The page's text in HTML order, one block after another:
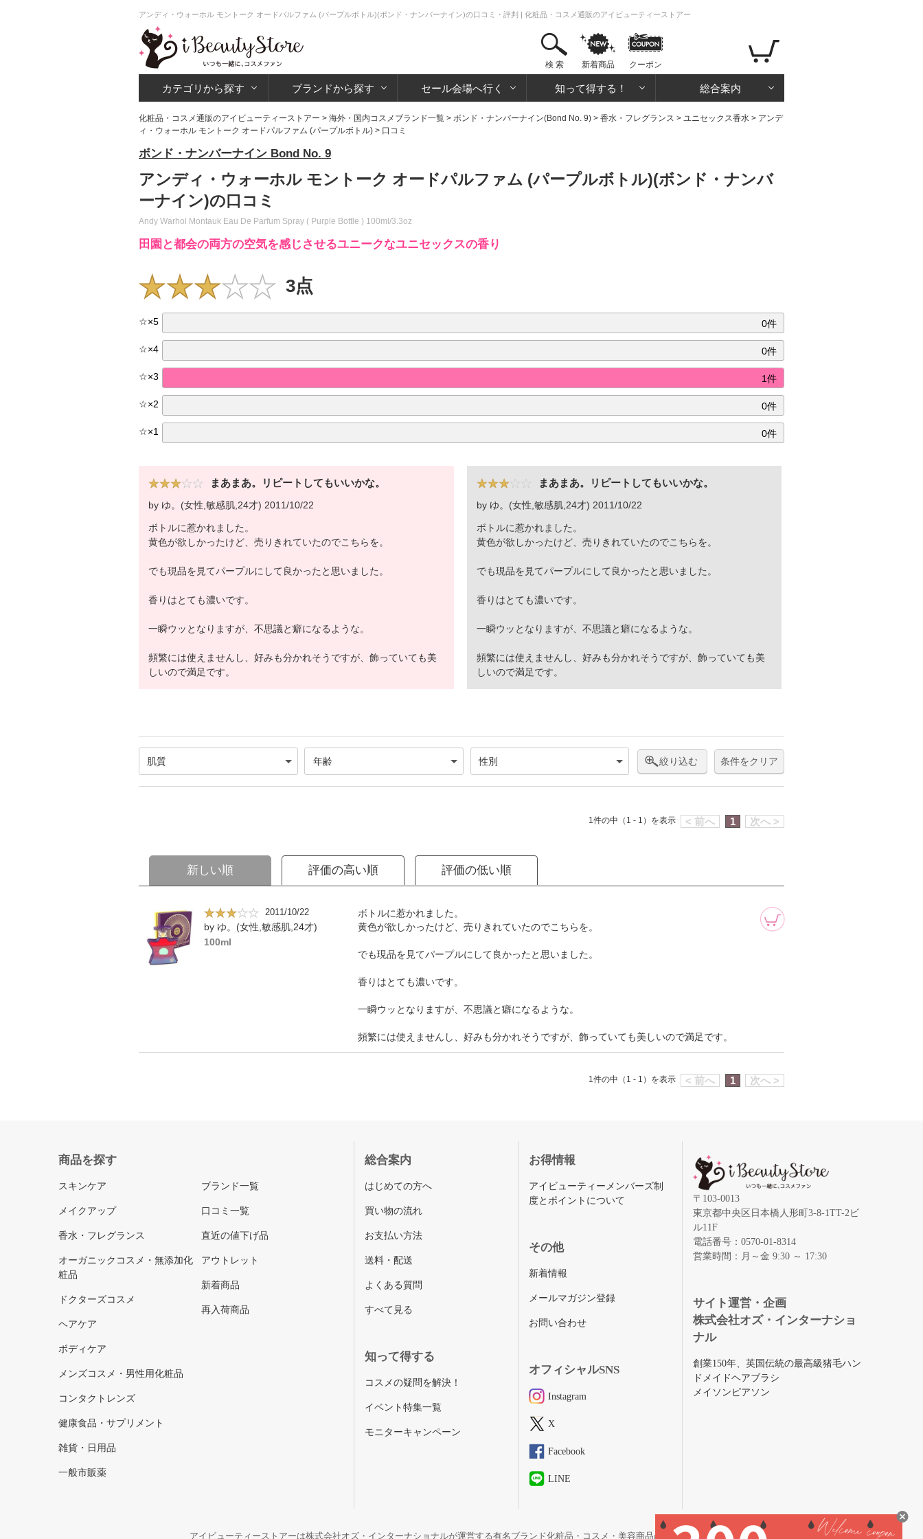
アンディ・ウォーホル モントーク オードパルファム (パープルボトル)(ボンド・ナンバーナイン)の口コミ・評判 | 化粧品・コスメ通販のアイビューティーストアー
検 索 新着商品 クーポン
カテゴリから探す ブランドから探す セール会場へ行く 知って得する！ 総合案内
化粧品・コスメ通販のアイビューティーストアー > 海外・国内コスメブランド一覧 > ボンド・ナンバーナイン(Bond No. 9) > 香水・フレグランス > ユニセックス香水 > アンデ
ィ・ウォーホル モントーク オードパルファム (パープルボトル) > 口コミ
ボンド・ナンバーナイン Bond No. 9
アンディ・ウォーホル モントーク オードパルファム (パープルボトル)(ボンド・ナンバ
ーナイン)の口コミ
Andy Warhol Montauk Eau De Parfum Spray ( Purple Bottle ) 100ml/3.3oz
田園と都会の両方の空気を感じさせるユニークなユニセックスの香り
3点
☆×5 0件
☆×4 0件
☆×3 1件
☆×2 0件
☆×1 0件
まあまあ。リピートしてもいいかな。
by ゆ。(女性,敏感肌,24才) 2011/10/22
ボトルに惹かれました。
黄色が欲しかったけど、売りきれていたのでこちらを。
でも現品を見てパープルにして良かったと思いました。
香りはとても濃いです。
一瞬ウッとなりますが、不思議と癖になるような。
頻繁には使えませんし、好みも分かれそうですが、飾っていても美
しいので満足です。
まあまあ。リピートしてもいいかな。
by ゆ。(女性,敏感肌,24才) 2011/10/22
ボトルに惹かれました。
黄色が欲しかったけど、売りきれていたのでこちらを。
でも現品を見てパープルにして良かったと思いました。
香りはとても濃いです。
一瞬ウッとなりますが、不思議と癖になるような。
頻繁には使えませんし、好みも分かれそうですが、飾っていても美
しいので満足です。
絞り込む 条件をクリア
< 前へ 1 次へ >
1件の中（1 - 1）を表示
新しい順 評価の高い順 評価の低い順
2011/10/22
by ゆ。(女性,敏感肌,24才)
100ml
ボトルに惹かれました。
黄色が欲しかったけど、売りきれていたのでこちらを。
でも現品を見てパープルにして良かったと思いました。
香りはとても濃いです。
一瞬ウッとなりますが、不思議と癖になるような。
頻繁には使えませんし、好みも分かれそうですが、飾っていても美しいので満足です。
< 前へ 1 次へ >
1件の中（1 - 1）を表示
商品を探す
スキンケア
メイクアップ
香水・フレグランス
オーガニックコスメ・無添加化
粧品
ドクターズコスメ
ヘアケア
ボディケア
メンズコスメ・男性用化粧品
コンタクトレンズ
健康食品・サプリメント
雑貨・日用品
一般市販薬
ブランド一覧
口コミ一覧
直近の値下げ品
アウトレット
新着商品
再入荷商品
総合案内
はじめての方へ
買い物の流れ
お支払い方法
送料・配送
よくある質問
すべて見る
知って得する
コスメの疑問を解決！
イベント特集一覧
モニターキャンペーン
お得情報
アイビューティーメンバーズ制
度とポイントについて
その他
新着情報
メールマガジン登録
お問い合わせ
オフィシャルSNS
Instagram
X
Facebook
LINE
〒103-0013
東京都中央区日本橋人形町3-8-1TT-2ビ
ル11F
電話番号：0570-01-8314
営業時間：月～金 9:30 ～ 17:30
サイト運営・企画
株式会社オズ・インターナショ
ナル
創業150年、英国伝統の最高級猪毛ハン
ドメイドヘアブラシ
メイソンピアソン
アイビューティーストアーは株式会社オズ・インターナショナルが運営する有名ブランド化粧品・コスメ・美容商品の通販サイトです。